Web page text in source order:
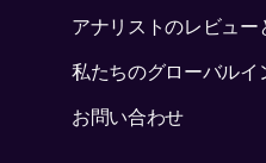
アナリストのレビュー
私たちのグローバルイ
お問い合わせ